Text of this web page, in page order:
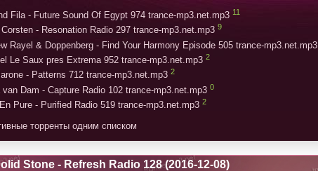
Fila - Future Sound Of Egypt 974 trance-mp3.net.mp3 11
- Resonation Radio 297 trance-mp3.net.mp3 9
Rayel & Doppenberg - Find Your Harmony Episode 505 trance-mp3.net.mp3
Le Saux pres Extrema 952 trance-mp3.net.mp3 2
- Patterns 712 trance-mp3.net.mp3 2
van Dam - Capture Radio 102 trance-mp3.net.mp3 0
Pure - Purified Radio 519 trance-mp3.net.mp3 2
торренты одним списком
Stone - Refresh Radio 128 (2016-12-08)